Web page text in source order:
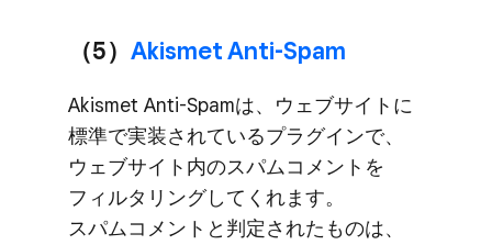
（5） ​Akismet Anti-Spam
Akismet Anti-Spamは、​ウェブサイトに​
標準で​実装されている​プラグインで、​
ウェブサイト内の​スパムコメントを​
フィルタリングしてくれます。​
スパムコメントと​判定された​ものは、​